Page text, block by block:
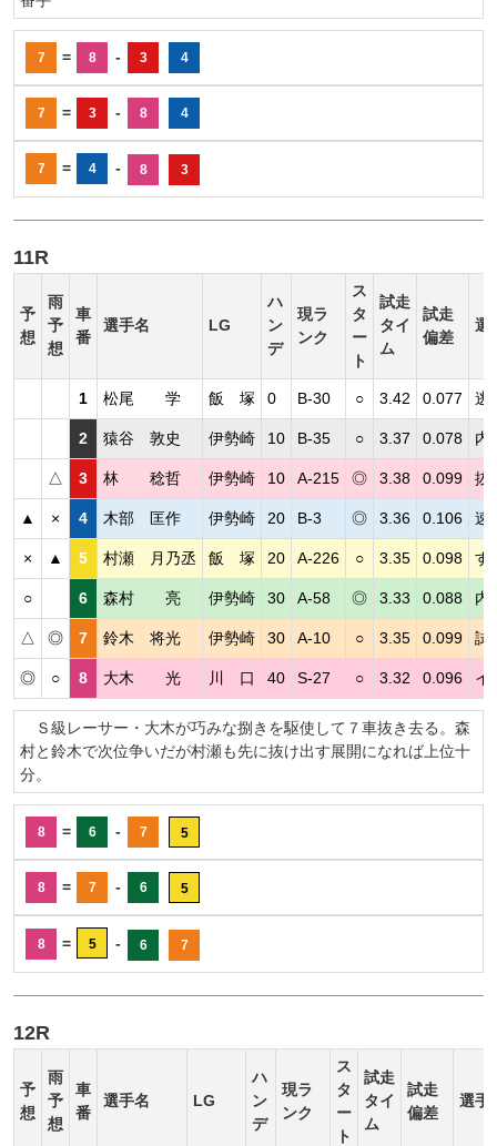
7 = 8 - 3 4
7 = 3 - 8 4
7 = 4 - 8 3
11R
予
想
雨
予
想
車
番
選手名 LG
ハ
ン
デ
現ラ
ンク
ス
タ
ー
ト
試走
タイ
ム
試走
偏差
選
1 松尾 学 飯 塚 0 B-30 ○ 3.42 0.077 逃
2 猿谷 敦史 伊勢崎 10 B-35 ○ 3.37 0.078 内
△ 3 林 稔哲 伊勢崎 10 A-215 ◎ 3.38 0.099 抜
▲ × 4 木部 匡作 伊勢崎 20 B-3 ◎ 3.36 0.106 速
× ▲ 5 村瀬 月乃丞 飯 塚 20 A-226 ○ 3.35 0.098 す
○ 6 森村 亮 伊勢崎 30 A-58 ◎ 3.33 0.088 内
△ ◎ 7 鈴木 将光 伊勢崎 30 A-10 ○ 3.35 0.099 試
◎ ○ 8 大木 光 川 口 40 S-27 ○ 3.32 0.096 イ
Ｓ級レーサー・大木が巧みな捌きを駆使して７車抜き去る。森
村と鈴木で次位争いだが村瀬も先に抜け出す展開になれば上位十
分。
8 = 6 - 7 5
8 = 7 - 6 5
8 = 5 - 6 7
12R
予
想
雨
予
想
車
番
選手名 LG
ハ
ン
デ
現ラ
ンク
ス
タ
ー
ト
試走
タイ
ム
試走
偏差
選手